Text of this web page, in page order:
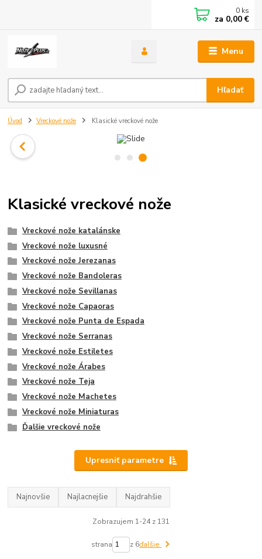
Menu
Hľadať
0 ks
za 0,00 €
Úvod Vreckové nože Klasické vreckové nože
Klasické vreckové nože
Vreckové nože katalánske
Vreckové nože luxusné
Vreckové nože Jerezanas
Vreckové nože Bandoleras
Vreckové nože Sevillanas
Vreckové nože Capaoras
Vreckové nože Punta de Espada
Vreckové nože Serranas
Vreckové nože Estiletes
Vreckové nože Árabes
Vreckové nože Teja
Vreckové nože Machetes
Vreckové nože Miniaturas
Ďalšie vreckové nože
Upresniť parametre
Najnovšie Najlacnejšie Najdrahšie
Zobrazujem 1-24 z 131
strana z 6ďalšie